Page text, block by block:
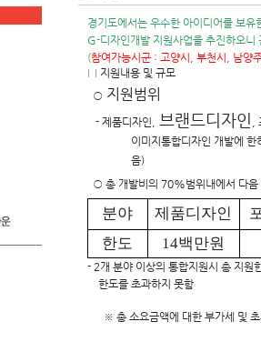
경기도에서는 우수한 아이디어를 보유
G-디자인개발 지원사업을 추진하오니
(참여가능시군 : 고양시, 부천시, 남양
□ 지원내용 및 규모
○ 지원범위
- 제품디자인, 브랜드디자인
이미지통합디자인 개발에
음)
○ 총 개발비의 70%범위내에서 다음
분야 제품디자인
한도
14백만원
- 2개 분야 이상의 통합지원시 총 지원
한도를 초과하지 못함
※ 총 소요금액에 대한 부가세 및